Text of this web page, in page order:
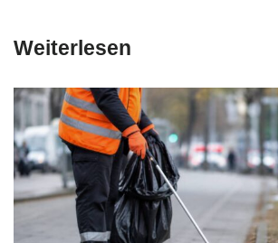
Weiterlesen